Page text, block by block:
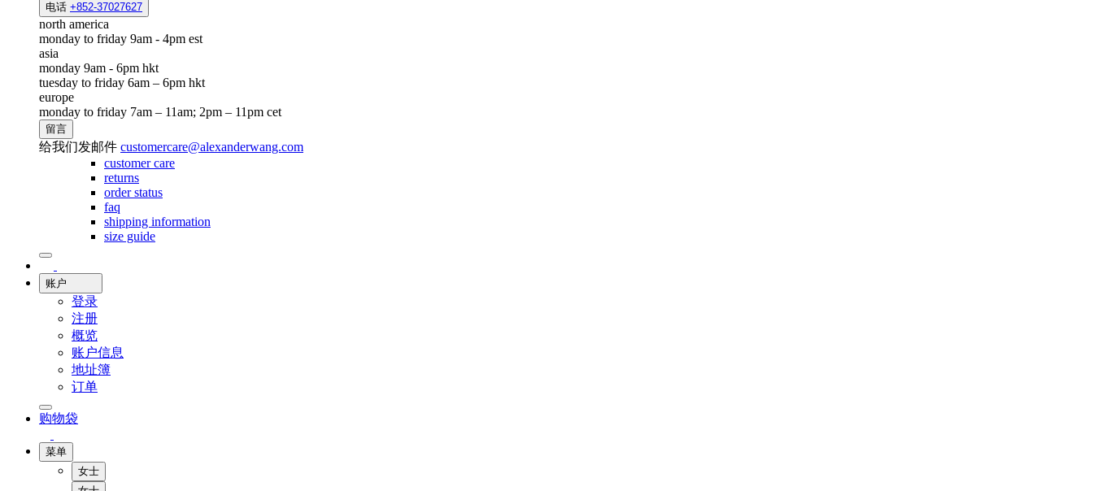
电话 +852-37027627
north america
monday to friday 9am - 4pm est
asia
monday 9am - 6pm hkt
tuesday to friday 6am – 6pm hkt
europe
monday to friday 7am – 11am; 2pm – 11pm cet
留言
给我们发邮件 customercare@alexanderwang.com
customer care
returns
order status
faq
shipping information
size guide
账户
登录
注册
概览
账户信息
地址簿
订单
购物袋
菜单
女士